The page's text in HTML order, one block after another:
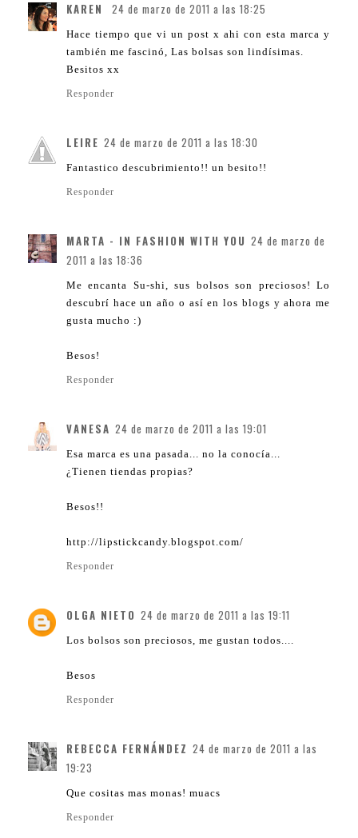
KAREN 24 de marzo de 2011 a las 18:25
Hace tiempo que vi un post x ahi con esta marca y
también me fascinó, Las bolsas son lindísimas.
Besitos xx
Responder
LEIRE 24 de marzo de 2011 a las 18:30
Fantastico descubrimiento!! un besito!!
Responder
MARTA - IN FASHION WITH YOU 24 de marzo de
2011 a las 18:36
Me encanta Su-shi, sus bolsos son preciosos! Lo
descubrí hace un año o así en los blogs y ahora me
gusta mucho :)
Besos!
Responder
VANESA 24 de marzo de 2011 a las 19:01
Esa marca es una pasada... no la conocía...
¿Tienen tiendas propias?
Besos!!
http://lipstickcandy.blogspot.com/
Responder
OLGA NIETO 24 de marzo de 2011 a las 19:11
Los bolsos son preciosos, me gustan todos....
Besos
Responder
REBECCA FERNÁNDEZ 24 de marzo de 2011 a las
19:23
Que cositas mas monas! muacs
Responder